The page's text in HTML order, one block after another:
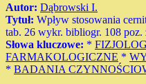
Autor: Dąbrowski I.
Tytuł: Wpływ stosowania
tab. 26 wykr. bibliogr. 108 poz.
Słowa kluczowe: *
FARMAKOLOGICZNE *
* BADANIA